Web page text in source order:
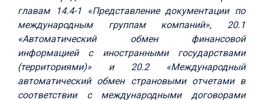
главам 14.4-1 «Представление документации по
международным группам компаний», 20.1
«Автоматический обмен финансовой
информацией с иностранными государствами
(территориями)» и 20.2 «Международный
автоматический обмен страновыми отчетами в
соответствии с международными договорами